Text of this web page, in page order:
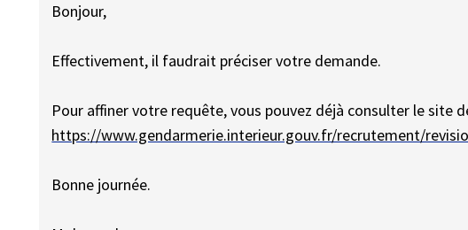
Bonjour,
Effectivement, il faudrait préciser votre demande.
Pour affiner votre requête, vous pouvez déjà consulter le site
https://www.gendarmerie.interieur.gouv.fr/recrutement/
Bonne journée.